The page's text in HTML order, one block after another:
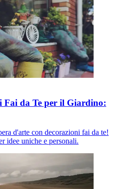
Fai da Te per il Giardino:
d'arte con decorazioni fai da te!
idee uniche e personali.